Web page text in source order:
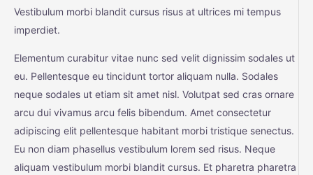
Vestibulum morbi blandit cursus risus at ultrices mi tempus
imperdiet.
Elementum curabitur vitae nunc sed velit dignissim sodales ut
eu. Pellentesque eu tincidunt tortor aliquam nulla. Sodales
neque sodales ut etiam sit amet nisl. Volutpat sed cras ornare
arcu dui vivamus arcu felis bibendum. Amet consectetur
adipiscing elit pellentesque habitant morbi tristique senectus.
Eu non diam phasellus vestibulum lorem sed risus. Neque
aliquam vestibulum morbi blandit cursus. Et pharetra pharetra